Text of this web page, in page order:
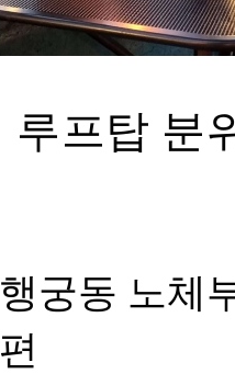
루프탑 분
행궁동 노체
편